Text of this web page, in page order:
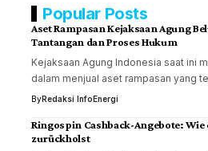
Popular Posts
Aset Rampasan Kejaksaan Agung
Tantangan dan Proses Hukum
Kejaksaan Agung Indonesia saat ini
dalam menjual aset rampasan yang
ByRedaksi InfoEnergi
Ringospin Cashback-Angebote: Wie
zurückholst